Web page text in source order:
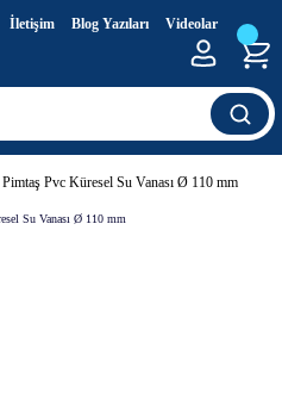
İletişim Blog Yazıları Videolar
Pimtaş Pvc Küresel Su Vanası Ø 110 mm